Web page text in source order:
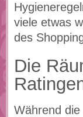
viele etwas
des
Die
Während